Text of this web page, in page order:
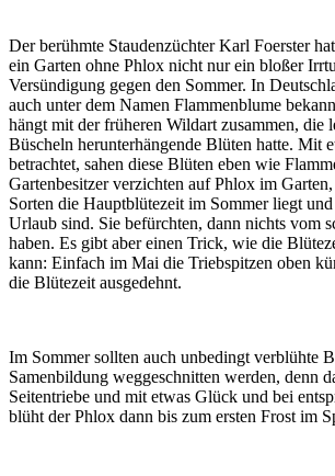
Der berühmte Staudenzüchter Karl Foerster
ein Garten ohne Phlox nicht nur ein bloßer
Versündigung gegen den Sommer. In
auch unter dem Namen Flammenblume
hängt mit der früheren Wildart zusammen, die
Büscheln herunterhängende Blüten hatte. Mit
betrachtet, sahen diese Blüten eben wie
Gartenbesitzer verzichten auf Phlox im
Sorten die Hauptblütezeit im Sommer liegt
Urlaub sind. Sie befürchten, dann nichts vom
haben. Es gibt aber einen Trick, wie die
kann: Einfach im Mai die Triebspitzen oben
die Blütezeit ausgedehnt.
Im Sommer sollten auch unbedingt verblühte
Samenbildung weggeschnitten werden, denn
Seitentriebe und mit etwas Glück und bei
blüht der Phlox dann bis zum ersten Frost im